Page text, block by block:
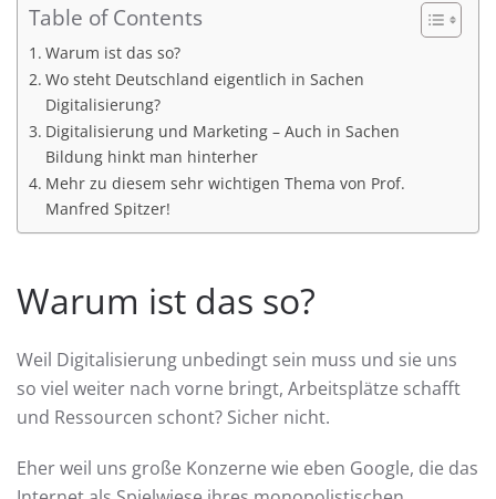
Table of Contents
Warum ist das so?
Wo steht Deutschland eigentlich in Sachen
Digitalisierung?
Digitalisierung und Marketing – Auch in Sachen
Bildung hinkt man hinterher
Mehr zu diesem sehr wichtigen Thema von Prof.
Manfred Spitzer!
Warum ist das so?
Weil Digitalisierung unbedingt sein muss und sie uns
so viel weiter nach vorne bringt, Arbeitsplätze schafft
und Ressourcen schont? Sicher nicht.
Eher weil uns große Konzerne wie eben Google, die das